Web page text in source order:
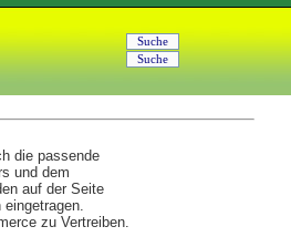
die passende
und dem
auf der Seite
zu Vertreiben.